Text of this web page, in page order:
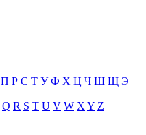
П Р С Т У Ф Х Ц Ч Ш Щ Э
Q R S T U V W X Y Z